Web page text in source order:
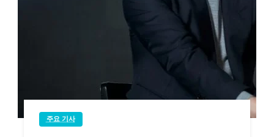
주요 기사